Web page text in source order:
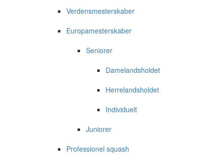
Verdensmesterskaber
Europamesterskaber
Seniorer
Damelandsholdet
Herrelandsholdet
Individuelt
Juniorer
Professionel squash